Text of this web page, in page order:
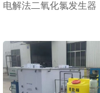
电解法二氧化氯发生器